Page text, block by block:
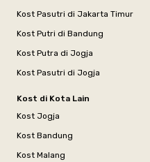
Kost Pasutri di Jakarta Timur
Kost Putri di Bandung
Kost Putra di Jogja
Kost Pasutri di Jogja
Kost di Kota Lain
Kost Jogja
Kost Bandung
Kost Malang